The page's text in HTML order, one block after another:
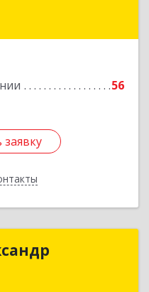
56
Александр